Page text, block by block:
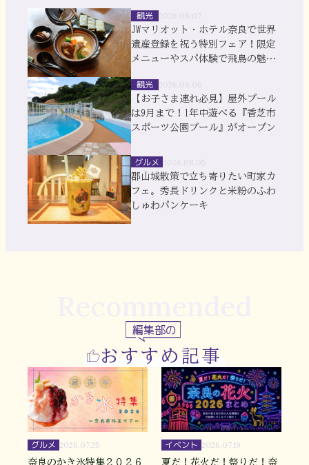
観光
JWマリオット・ホテル奈良で世界
遺産登録を祝う特別フェア！限定
メニューやスパ体験で飛鳥の魅力
観光
【お子さま連れ必見】屋外プール
は9月まで！1年中遊べる『香芝市
スポーツ公園プール』がオープン
グルメ
郡山城散策で立ち寄りたい町家カ
フェ。秀長ドリンクと米粉のふわ
しゅわパンケーキ
編集部の
おすすめ記事
グルメ 2026.07.25
奈良のかき氷特集２０２６
イベント 2026.07.19
夏だ！花火だ！祭りだ！奈